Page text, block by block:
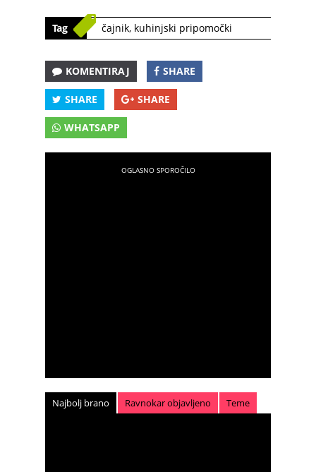
Tag čajnik, kuhinjski pripomočki
KOMENTIRAJ SHARE
SHARE SHARE
WHATSAPP
Najbolj brano Ravnokar objavljeno Teme